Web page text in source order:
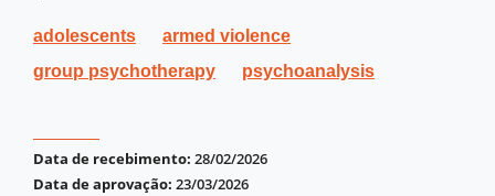
adolescents
armed violence
group psychotherapy
psychoanalysis
Data de recebimento: 28/02/2026
Data de aprovação: 23/03/2026